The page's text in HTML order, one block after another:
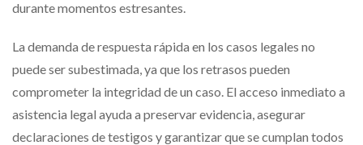
durante momentos estresantes.
La demanda de respuesta rápida en los casos legales no
puede ser subestimada, ya que los retrasos pueden
comprometer la integridad de un caso. El acceso inmediato a
asistencia legal ayuda a preservar evidencia, asegurar
declaraciones de testigos y garantizar que se cumplan todos